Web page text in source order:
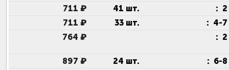
711 ₽
41 шт. :
711 ₽
33 шт. : 4-
764 ₽
:
897 ₽ 24 шт. : 6-